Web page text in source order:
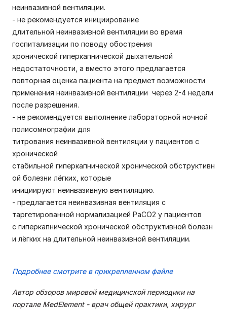
неинвазивной вентиляции.
- не рекомендуется инициирование
длительной неинвазивной вентиляции во время
госпитализации по поводу обострения
хронической гиперкапнической дыхательной
недостаточности, а вместо этого предлагается
повторная оценка пациента на предмет возможности
применения неинвазивной вентиляции через 2-4 недели
после разрешения.
- не рекомендуется выполнение лабораторной ночной
полисомнографии для
титрования неинвазивной вентиляции у пациентов с
хронической
стабильной гиперкапнической хронической обструктивн
ой болезни лёгких, которые
инициируют неинвазивную вентиляцию.
- предлагается неинвазивная вентиляция с
таргетированной нормализацией РаСО2 у пациентов
с гиперкапнической хронической обструктивной болезн
и лёгких на длительной неинвазивной вентиляции.
Подробнее смотрите в прикрепленном файле
Автор обзоров мировой медицинской периодики на
портале MedElement - врач общей практики, хирург